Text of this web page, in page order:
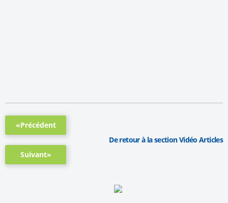
«Précédent
Suivant»
De retour à la section Vidéo Articles